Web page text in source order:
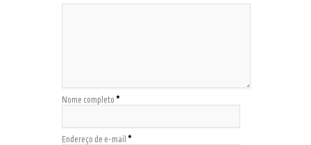
Nome completo *
Endereço de e-mail *